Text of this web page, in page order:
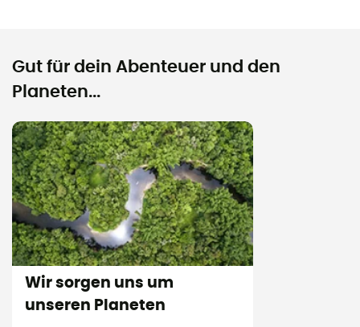
Gut für dein Abenteuer und den
Planeten...
Wir sorgen uns um
unseren Planeten